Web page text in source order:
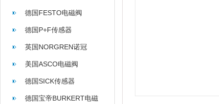
德国FESTO电磁阀
德国P+F传感器
英国NORGREN诺冠
美国ASCO电磁阀
德国SICK传感器
德国宝帝BURKERT电磁